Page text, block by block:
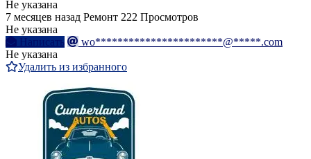
Не указана
7 месяцев назад Ремонт 222 Просмотров
Не указана
Написать
wo***********************@*****.com
Не указана
Удалить из избранного